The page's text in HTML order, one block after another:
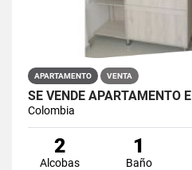
APARTAMENTO VENTA
Colombia
2
Alcobas
1
Baño